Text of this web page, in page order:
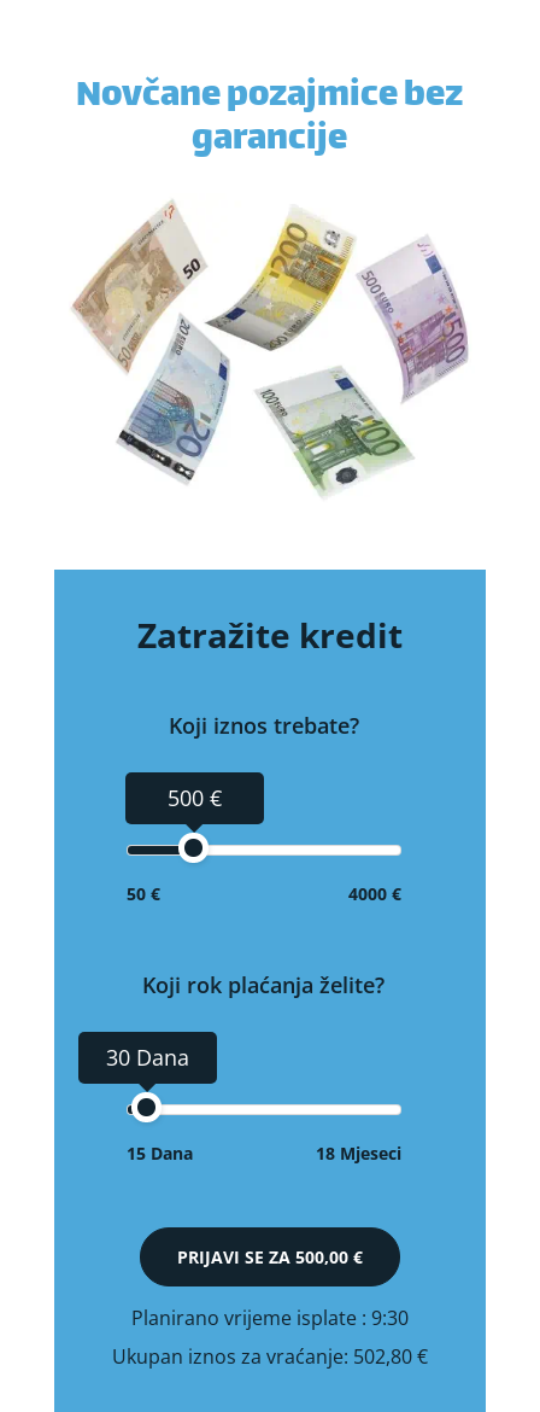
Novčane pozajmice bez
garancije
Zatražite kredit
Koji iznos trebate?
500 €
50 € 4000 €
Koji rok plaćanja želite?
30 Dana
15 Dana 18 Mjeseci
PRIJAVI SE ZA 500,00 €
Planirano vrijeme isplate : 9:30
Ukupan iznos za vraćanje: 502,80 €